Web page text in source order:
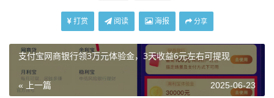
打赏 阅读 海报 分享
支付宝网商银行领3万元体验金，3天收益6元左右可提现
« 上一篇 2025-06-23